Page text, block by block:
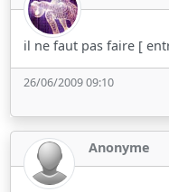
il ne faut pas faire [
26/06/2009 09:10
Anonyme